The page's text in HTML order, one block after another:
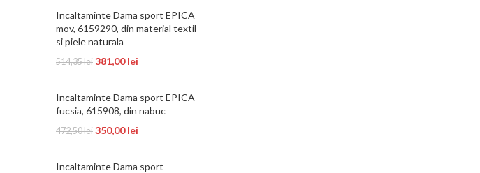
Incaltaminte Dama sport EPICA
mov, 6159290, din material textil
si piele naturala
514,35lei 381,00lei
Incaltaminte Dama sport EPICA
fucsia, 615908, din nabuc
472,50lei 350,00lei
Incaltaminte Dama sport